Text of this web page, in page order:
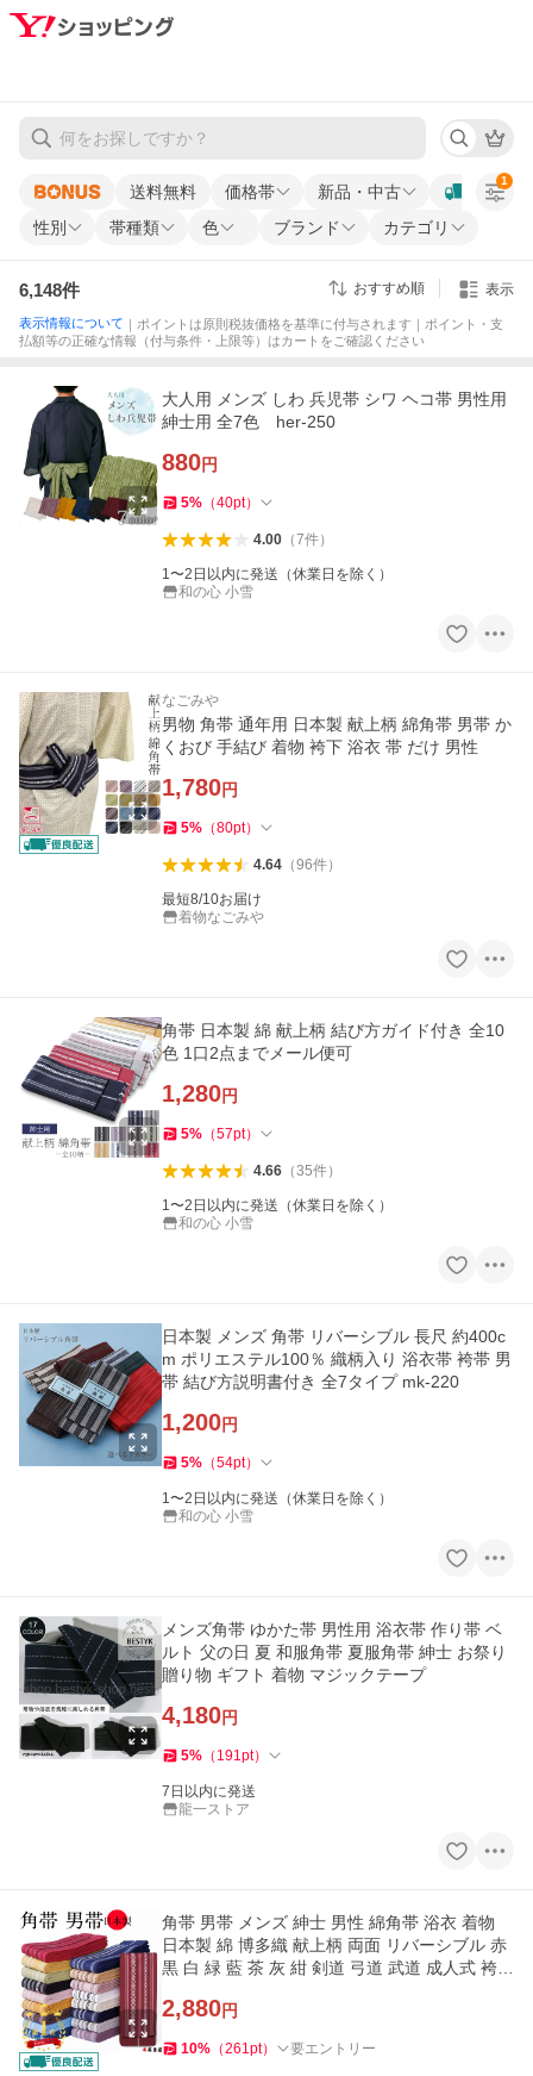
送料無料 価格帯
新品・中古
性別
帯種類 色 ブランド カテゴリ
1
6,148件 おすすめ順 表示
表示情報について ｜ポイントは原則税抜価格を基準に付与されます｜ポイント・支
払額等の正確な情報（付与条件・上限等）はカートをご確認ください
大人用 メンズ しわ 兵児帯 シワ ヘコ帯 男性用
紳士用 全7色 her-250
880円
5% （40pt）
4.00（7件）
1〜2日以内に発送（休業日を除く）
和の心 小雪
なごみや
男物 角帯 通年用 日本製 献上柄 綿角帯 男帯 か
くおび 手結び 着物 袴下 浴衣 帯 だけ 男性
1,780円
5% （80pt）
4.64（96件）
最短8/10お届け
着物なごみや
角帯 日本製 綿 献上柄 結び方ガイド付き 全10
色 1口2点までメール便可
1,280円
5% （57pt）
4.66（35件）
1〜2日以内に発送（休業日を除く）
和の心 小雪
日本製 メンズ 角帯 リバーシブル 長尺 約400c
m ポリエステル100％ 織柄入り 浴衣帯 袴帯 男
帯 結び方説明書付き 全7タイプ mk-220
1,200円
5% （54pt）
1〜2日以内に発送（休業日を除く）
和の心 小雪
メンズ角帯 ゆかた帯 男性用 浴衣帯 作り帯 ベ
ルト 父の日 夏 和服角帯 夏服角帯 紳士 お祭り
贈り物 ギフト 着物 マジックテープ
4,180円
5% （ 191pt）
7日以内に発送
龍一ストア
角帯 男帯 メンズ 紳士 男性 綿角帯 浴衣 着物
日本製 綿 博多織 献上柄 両面 リバーシブル 赤
黒 白 緑 藍 茶 灰 紺 剣道 弓道 武道 成人式 袴下
2,880円
10% （261pt） 要エントリー